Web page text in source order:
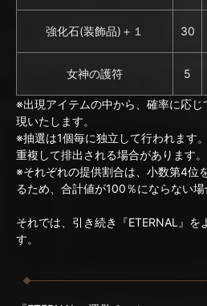
強化石(装飾品)＋１ 30
女神の護符 5
※出現アイテムの中から、確率に応じ
現いたします。
※抽選は1個毎に独立して行われます
重複して排出される場合があります。
※それぞれの提供割合は、小数第4位
るため、合計値が100％にならない場
それでは、引き続き『ETERNAL』を
す。